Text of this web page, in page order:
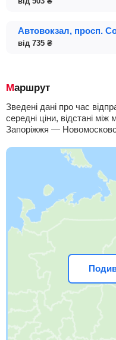
від 735 ₴
Маршрут
Зведені дані про час
середні ціни, відстані
Запоріжжя —